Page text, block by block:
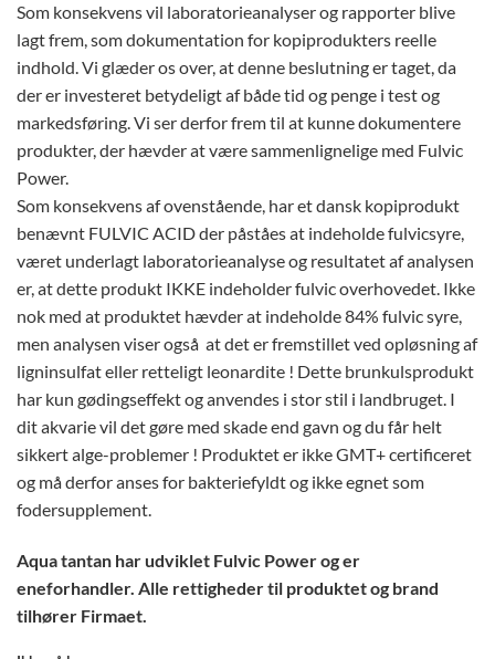
Som konsekvens vil laboratorieanalyser og rapporter blive
lagt frem, som dokumentation for kopiprodukters reelle
indhold. Vi glæder os over, at denne beslutning er taget, da
der er investeret betydeligt af både tid og penge i test og
markedsføring. Vi ser derfor frem til at kunne dokumentere
produkter, der hævder at være sammenlignelige med Fulvic
Power.
Som konsekvens af ovenstående, har et dansk kopiprodukt
benævnt FULVIC ACID der påståes at indeholde fulvicsyre,
været underlagt laboratorieanalyse og resultatet af analysen
er, at dette produkt IKKE indeholder fulvic overhovedet. Ikke
nok med at produktet hævder at indeholde 84% fulvic syre,
men analysen viser også at det er fremstillet ved opløsning af
ligninsulfat eller retteligt leonardite ! Dette brunkulsprodukt
har kun gødingseffekt og anvendes i stor stil i landbruget. I
dit akvarie vil det gøre med skade end gavn og du får helt
sikkert alge-problemer ! Produktet er ikke GMT+ certificeret
og må derfor anses for bakteriefyldt og ikke egnet som
fodersupplement.
Aqua tantan har udviklet Fulvic Power og er
eneforhandler. Alle rettigheder til produktet og brand
tilhører Firmaet.